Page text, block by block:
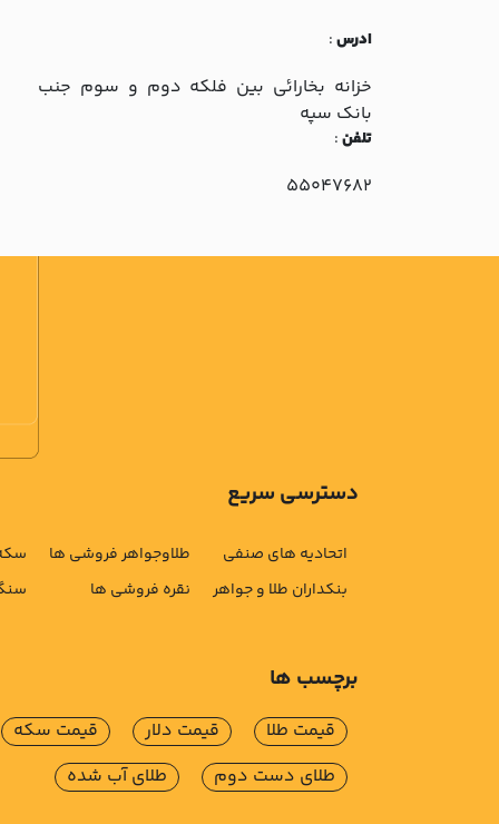
ادرس:
خزانه بخارائي بين فلکه دوم و سوم جنب
بانک سپه
تلفن:
55047682
دسترسی سریع
اتحادیه های صنفی
بنکداران طلا و جواهر
طلاوجواهر فروشی ها
نقره فروشی ها
برچسب ها
قیمت طلا قیمت دلار
قیمت سکه
طلای دست دوم
طلای آب شده